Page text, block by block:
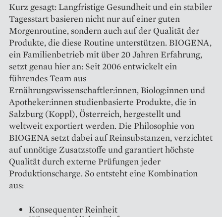
Kurz gesagt: Langfristige Gesundheit und ein stabiler
Tagesstart basieren nicht nur auf einer guten
Morgenroutine, sondern auch auf der Qualität der
Produkte, die diese Routine unterstützen. BIOGENA,
ein Familienbetrieb mit über 20 Jahren Erfahrung,
setzt genau hier an: Seit 2006 entwickelt ein
führendes Team aus
Ernährungswissenschaftler:innen, Biolog:innen und
Apotheker:innen studienbasierte Produkte, die in
Salzburg (Koppl), Österreich, hergestellt und
weltweit exportiert werden. Die Philosophie von
BIOGENA setzt dabei auf Reinsubstanzen, verzichtet
auf unnötige Zusatzstoffe und garantiert höchste
Qualität durch externe Prüfungen jeder
Produktionscharge. So entsteht eine Kombination
aus:
Konsequenter Reinheit